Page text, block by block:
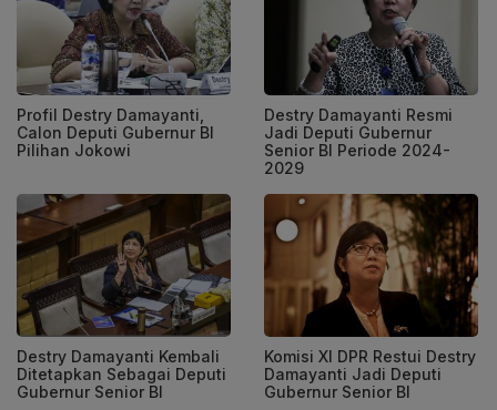
Profil Destry Damayanti,
Calon Deputi Gubernur BI
Pilihan Jokowi
Destry Damayanti Resmi
Jadi Deputi Gubernur
Senior BI Periode 2024-
2029
Destry Damayanti Kembali
Ditetapkan Sebagai Deputi
Gubernur Senior BI
Komisi XI DPR Restui Destry
Damayanti Jadi Deputi
Gubernur Senior BI